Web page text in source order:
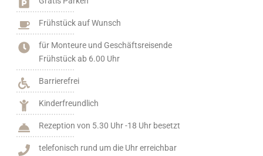
Frühstück auf Wunsch
für Monteure und Geschäftsreisende
Frühstück ab 6.00 Uhr
Barrierefrei
Kinderfreundlich
Rezeption von 5.30 Uhr -18 Uhr besetzt
telefonisch rund um die Uhr erreichbar